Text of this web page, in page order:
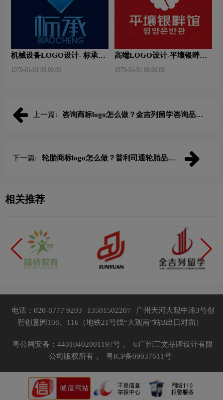
机械设备LOGO设计- 标承机
1970-01-01 08:00:00
高端LOGO设计-平壤银畔馆
1970-01-01 08:00:00
上一篇:
咨询商标logo怎么做？金吉列留学咨询品牌
下一篇:
轮胎商标logo怎么做？普利司通轮胎品牌
相关推荐
电话：020-8777 9203 13501502207
广州天河大观中路3号创
智创意园108、116（地铁21号线“大观南”站B出口对面）
粤公网安备：44010402001197号，
©广州三文品牌设计有限
公司版权所有，
粤ICP备09037611号